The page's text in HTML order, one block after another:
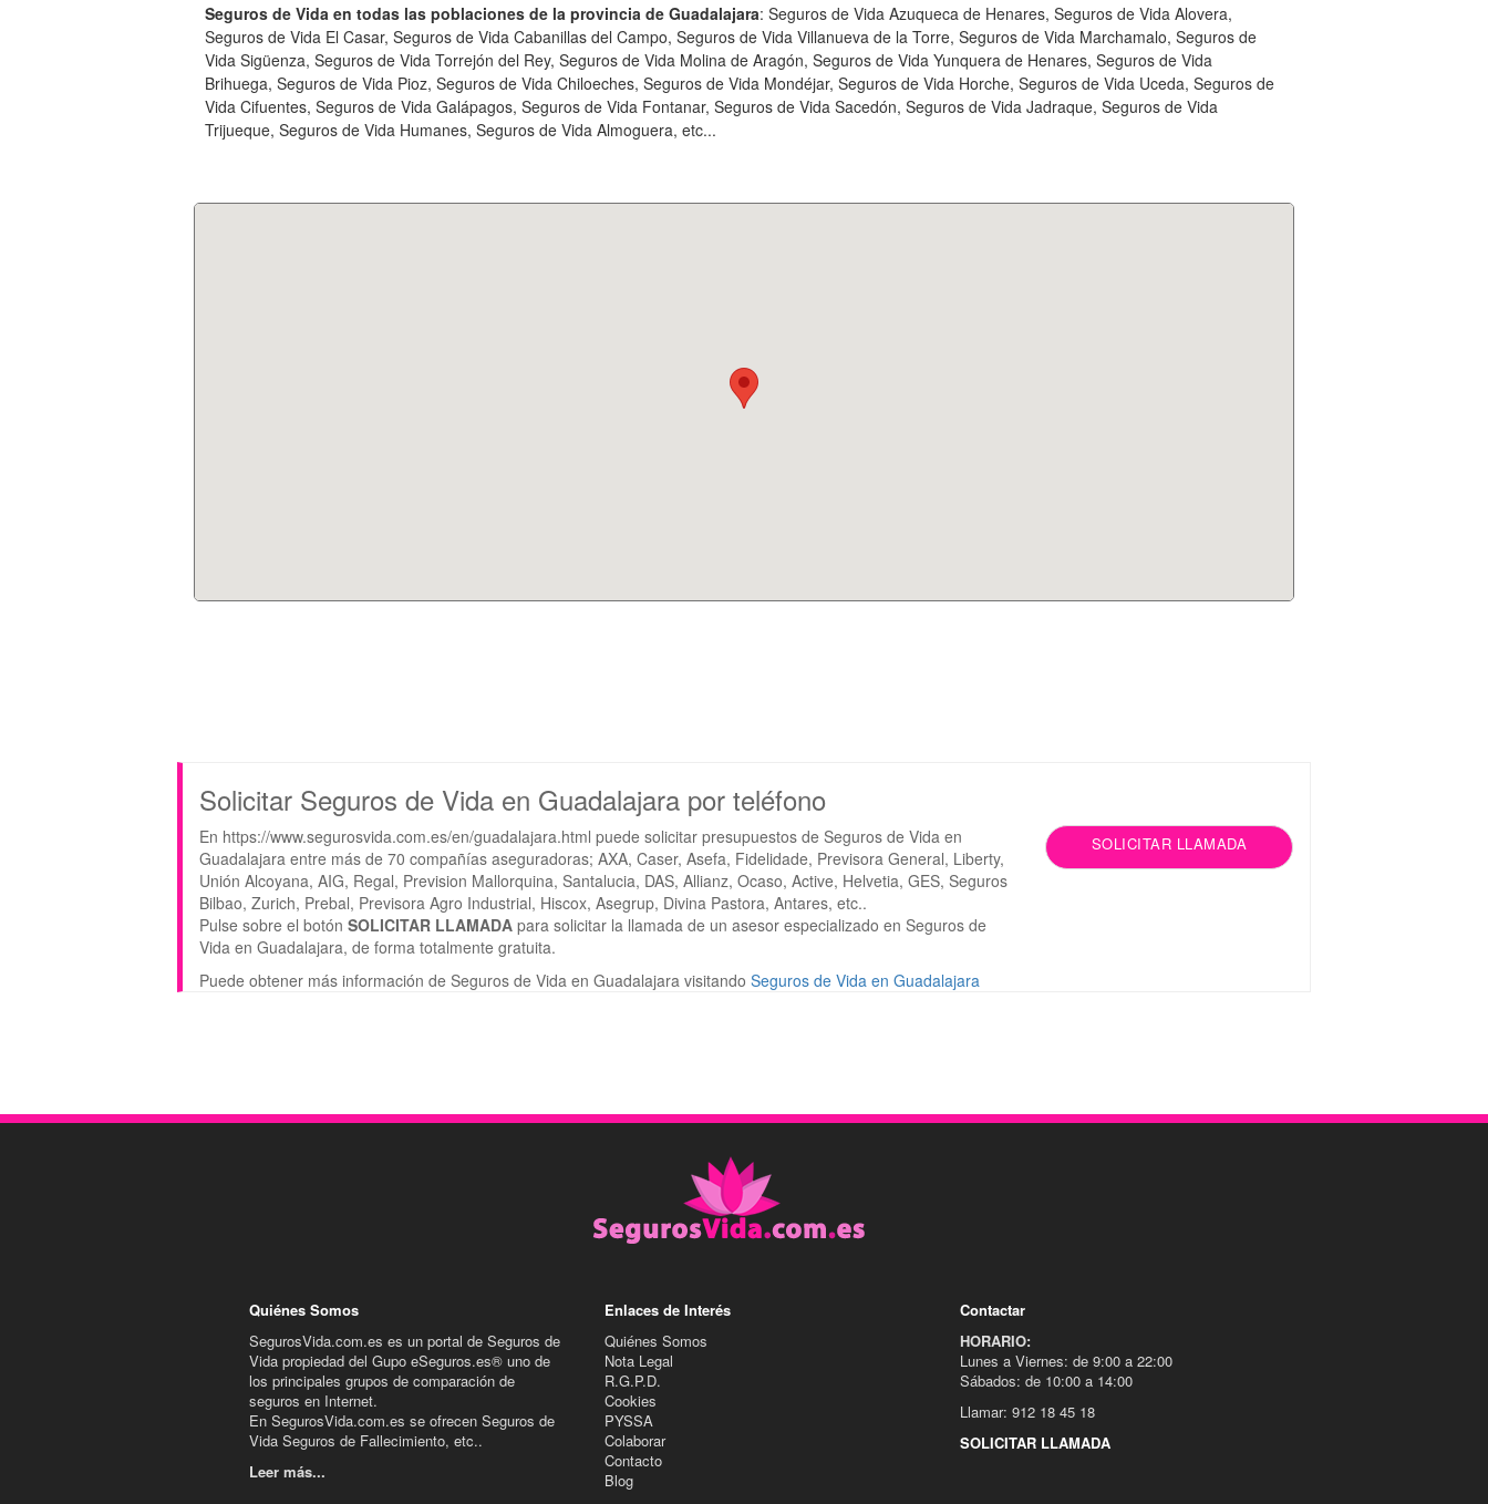
Seguros de Vida en todas las poblaciones de la provincia de Guadalajara: Seguros de Vida Azuqueca de Henares, Seguros de Vida Alovera,
Seguros de Vida El Casar, Seguros de Vida Cabanillas del Campo, Seguros de Vida Villanueva de la Torre, Seguros de Vida Marchamalo, Seguros de
Vida Sigüenza, Seguros de Vida Torrejón del Rey, Seguros de Vida Molina de Aragón, Seguros de Vida Yunquera de Henares, Seguros de Vida
Brihuega, Seguros de Vida Pioz, Seguros de Vida Chiloeches, Seguros de Vida Mondéjar, Seguros de Vida Horche, Seguros de Vida Uceda, Seguros de
Vida Cifuentes, Seguros de Vida Galápagos, Seguros de Vida Fontanar, Seguros de Vida Sacedón, Seguros de Vida Jadraque, Seguros de Vida
Trijueque, Seguros de Vida Humanes, Seguros de Vida Almoguera, etc...
Solicitar Seguros de Vida en Guadalajara por teléfono
En https://www.segurosvida.com.es/en/guadalajara.html puede solicitar presupuestos de Seguros de Vida en
Guadalajara entre más de 70 compañías aseguradoras; AXA, Caser, Asefa, Fidelidade, Previsora General, Liberty,
Unión Alcoyana, AIG, Regal, Prevision Mallorquina, Santalucia, DAS, Allianz, Ocaso, Active, Helvetia, GES, Seguros
Bilbao, Zurich, Prebal, Previsora Agro Industrial, Hiscox, Asegrup, Divina Pastora, Antares, etc..
Pulse sobre el botón SOLICITAR LLAMADA para solicitar la llamada de un asesor especializado en Seguros de
Vida en Guadalajara, de forma totalmente gratuita.
Puede obtener más información de Seguros de Vida en Guadalajara visitando Seguros de Vida en Guadalajara
SOLICITAR LLAMADA
Quiénes Somos
SegurosVida.com.es es un portal de Seguros de
Vida propiedad del Gupo eSeguros.es® uno de
los principales grupos de comparación de
seguros en Internet.
En SegurosVida.com.es se ofrecen Seguros de
Vida Seguros de Fallecimiento, etc..
Leer más...
Enlaces de Interés
Quiénes Somos
Nota Legal
R.G.P.D.
Cookies
PYSSA
Colaborar
Contacto
Blog
Contactar
HORARIO:
Lunes a Viernes: de 9:00 a 22:00
Sábados: de 10:00 a 14:00
Llamar: 912 18 45 18
SOLICITAR LLAMADA